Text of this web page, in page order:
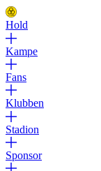
Hold
Kampe
Fans
Klubben
Stadion
Sponsor